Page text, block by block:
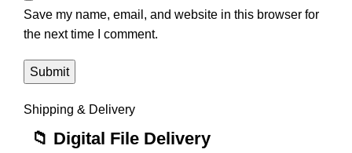
Save my name, email, and website in this browser for
the next time I comment.
Shipping & Delivery
📁 Digital File Delivery